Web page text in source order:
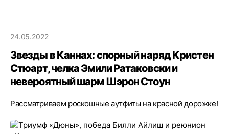
24.05.2022
Звезды в Каннах: спорный наряд Кристен
Стюарт, челка Эмили Ратаковски и
невероятный шарм Шэрон Стоун
Рассматриваем роскошные аутфиты на красной дорожке!